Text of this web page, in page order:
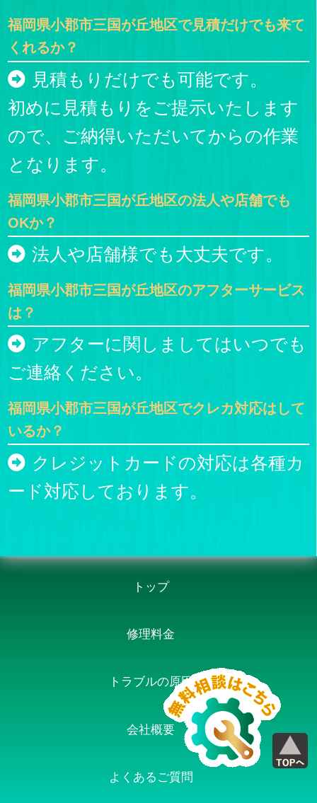
福岡県小郡市三国が丘地区で見積だけでも来て
くれるか？
見積もりだけでも可能です。
初めに見積もりをご提示いたします
ので、ご納得いただいてからの作業
となります。
福岡県小郡市三国が丘地区の法人や店舗でも
OKか？
法人や店舗様でも大丈夫です。
福岡県小郡市三国が丘地区のアフターサービス
は？
アフターに関しましてはいつでも
ご連絡ください。
福岡県小郡市三国が丘地区でクレカ対応はして
いるか？
クレジットカードの対応は各種カ
ード対応しております。
トップ
修理料金
トラブルの原因
会社概要
よくあるご質問